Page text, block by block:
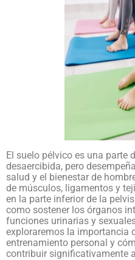
El suelo pélvico es una parte
desaercibida, pero
salud y el bienestar de
de músculos, ligamentos y
en la parte inferior de la
como sostener los órganos
funciones urinarias y
exploraremos la importancia
entrenamiento personal y
contribuir significativamente